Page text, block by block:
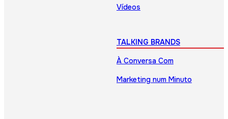
Vídeos
TALKING BRANDS
À Conversa Com
Marketing num Minuto